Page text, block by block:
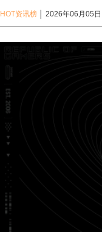
HOT资讯榜 2026年06月05